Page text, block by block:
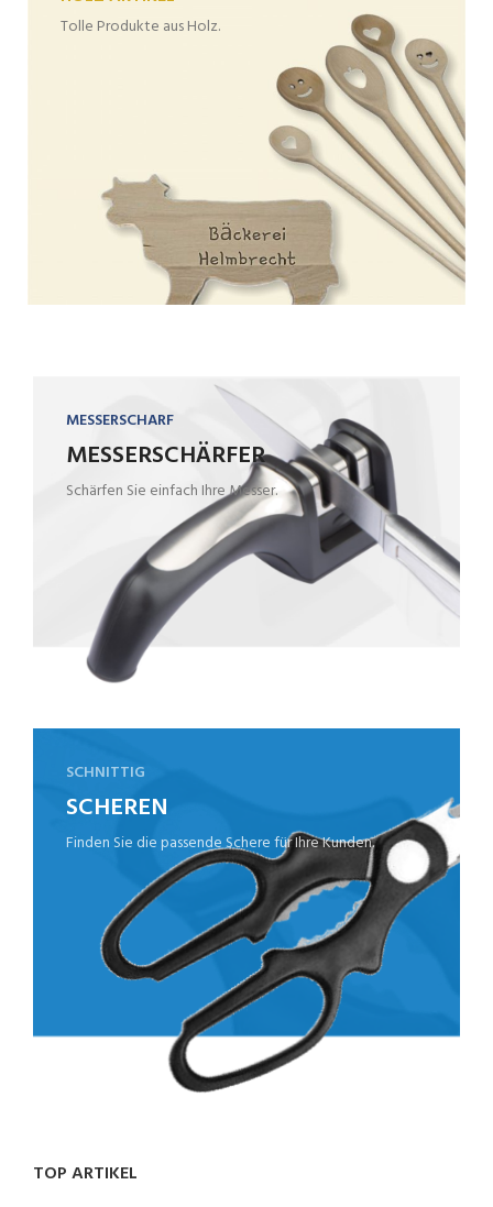
Tolle Produkte aus Holz.
MESSERSCHARF
MESSERSCHÄRFER
Schärfen Sie einfach Ihre Messer.
SCHNITTIG
SCHEREN
Finden Sie die passende Schere für Ihre Kunden.
TOP ARTIKEL